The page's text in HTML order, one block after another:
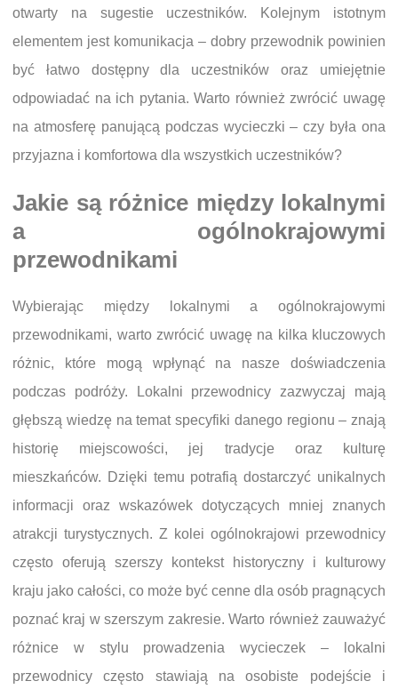
otwarty na sugestie uczestników. Kolejnym istotnym
elementem jest komunikacja – dobry przewodnik powinien
być łatwo dostępny dla uczestników oraz umiejętnie
odpowiadać na ich pytania. Warto również zwrócić uwagę
na atmosferę panującą podczas wycieczki – czy była ona
przyjazna i komfortowa dla wszystkich uczestników?
Jakie są różnice między lokalnymi
a ogólnokrajowymi
przewodnikami
Wybierając między lokalnymi a ogólnokrajowymi
przewodnikami, warto zwrócić uwagę na kilka kluczowych
różnic, które mogą wpłynąć na nasze doświadczenia
podczas podróży. Lokalni przewodnicy zazwyczaj mają
głębszą wiedzę na temat specyfiki danego regionu – znają
historię miejscowości, jej tradycje oraz kulturę
mieszkańców. Dzięki temu potrafią dostarczyć unikalnych
informacji oraz wskazówek dotyczących mniej znanych
atrakcji turystycznych. Z kolei ogólnokrajowi przewodnicy
często oferują szerszy kontekst historyczny i kulturowy
kraju jako całości, co może być cenne dla osób pragnących
poznać kraj w szerszym zakresie. Warto również zauważyć
różnice w stylu prowadzenia wycieczek – lokalni
przewodnicy często stawiają na osobiste podejście i